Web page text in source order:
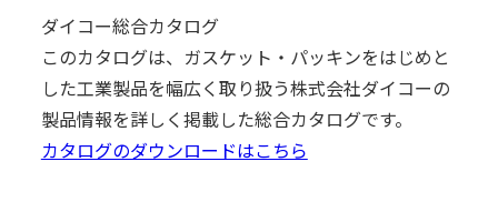
ダイコー総合カタログ
このカタログは、ガスケット・パッキンをはじめと
した工業製品を幅広く取り扱う株式会社ダイコーの
製品情報を詳しく掲載した総合カタログです。
カタログのダウンロードはこちら